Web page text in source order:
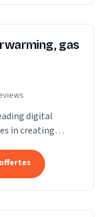
gas
digital
in creating
are